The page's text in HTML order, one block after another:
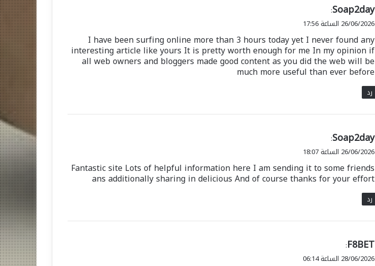
ي
ق
ل
Soap2day
:
26/06/2026 الساعة 17:56
I have been surfing online more than 3 hours today yet I never found any
interesting article like yours It is pretty worth enough for me In my opinion if
all web owners and bloggers made good content as you did the web will be
much more useful than ever before
رد
ي
ق
ل
Soap2day
:
26/06/2026 الساعة 18:07
Fantastic site Lots of helpful information here I am sending it to some friends
ans additionally sharing in delicious And of course thanks for your effort
رد
ي
ق
F8BET
:
28/06/2026 الساعة 06:14